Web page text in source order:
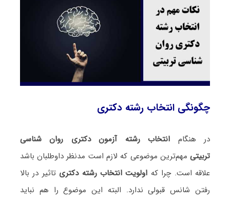
چگونگی انتخاب رشته دکتری
در هنگام انتخاب رشته آزمون دکتری روان شناسی
تربیتیمهم‌ترین موضوعی که لازم است مدنظر داوطلبان باشد
علاقه است. چرا که اولویت انتخاب رشته دکتری تاثیر در بالا
رفتن شانس قبولی ندارد. البته این موضوع را هم نباید